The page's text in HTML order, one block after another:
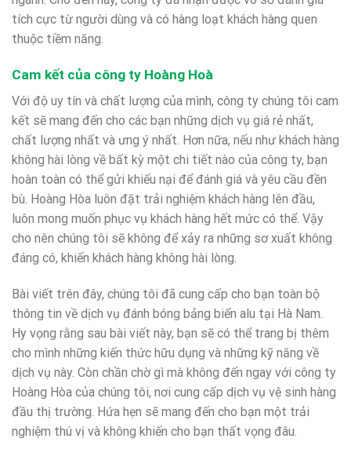
tích cực từ người dùng và có hàng loạt khách hàng quen
thuộc tiềm năng.
Cam kết của công ty Hoàng Hoà
Với độ uy tín và chất lượng của mình, công ty chúng tôi cam
kết sẽ mang đến cho các bạn những dịch vụ giá rẻ nhất,
chất lượng nhất và ưng ý nhất. Hơn nữa, nếu như khách hàng
không hài lòng về bất kỳ một chi tiết nào của công ty, bạn
hoàn toàn có thể gửi khiếu nại để đánh giá và yêu cầu đền
bù. Hoàng Hòa luôn đặt trải nghiệm khách hàng lên đầu,
luôn mong muốn phục vụ khách hàng hết mức có thể. Vậy
cho nên chúng tôi sẽ không để xảy ra những sơ xuất không
đáng có, khiến khách hàng không hài lòng.
Bài viết trên đây, chúng tôi đã cung cấp cho bạn toàn bộ
thông tin về dịch vụ đánh bóng bảng biển alu tại Hà Nam.
Hy vọng rằng sau bài viết này, bạn sẽ có thể trang bị thêm
cho mình những kiến thức hữu dụng và những kỹ năng về
dịch vụ này. Còn chần chờ gì mà không đến ngay với công ty
Hoàng Hòa của chúng tôi, nơi cung cấp dịch vụ vệ sinh hàng
đầu thị trường. Hứa hẹn sẽ mang đến cho bạn một trải
nghiệm thú vị và không khiến cho bạn thất vọng đâu.